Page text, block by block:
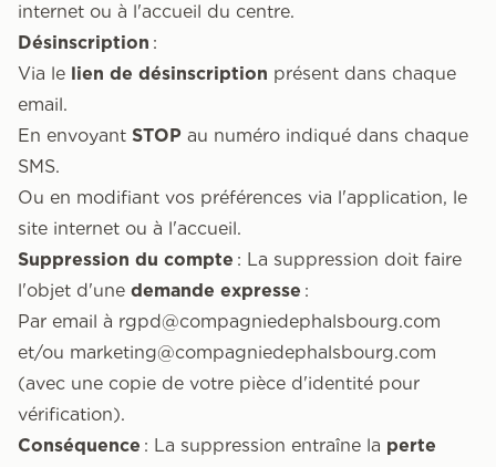
internet ou à l'accueil du centre.
Désinscription :
Via le lien de désinscription présent dans chaque
email.
En envoyant STOP au numéro indiqué dans chaque
SMS.
Ou en modifiant vos préférences via l'application, le
site internet ou à l'accueil.
Suppression du compte : La suppression doit faire
l'objet d'une demande expresse :
Par email à rgpd@compagniedephalsbourg.com
et/ou marketing@compagniedephalsbourg.com
(avec une copie de votre pièce d'identité pour
vérification).
Conséquence : La suppression entraîne la perte